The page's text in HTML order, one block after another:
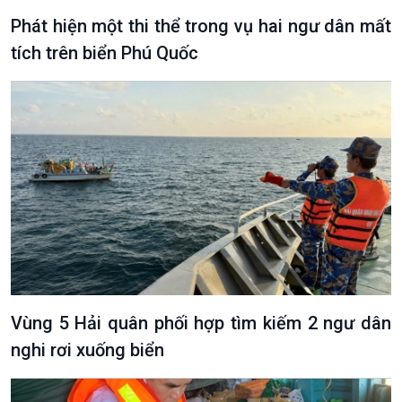
Phát hiện một thi thể trong vụ hai ngư dân mất
tích trên biển Phú Quốc
Vùng 5 Hải quân phối hợp tìm kiếm 2 ngư dân
nghi rơi xuống biển